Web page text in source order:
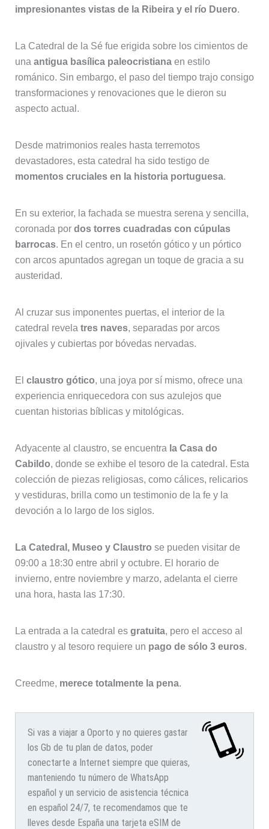
impresionantes vistas de la Ribeira y el río Duero.
La Catedral de la Sé fue erigida sobre los cimientos de
una antigua basílica paleocristianaen estilo
románico. Sin embargo, el paso del tiempo trajo consigo
transformaciones y renovaciones que le dieron su
aspecto actual.
Desde matrimonios reales hasta terremotos
devastadores, esta catedral ha sido testigo de
momentos cruciales en la historia portuguesa.
En su exterior, la fachada se muestra serena y sencilla,
coronada por dos torres cuadradas con cúpulas
barrocas. En el centro, un rosetón gótico y un pórtico
con arcos apuntados agregan un toque de gracia a su
austeridad.
Al cruzar sus imponentes puertas, el interior de la
catedral revela tres naves, separadas por arcos
ojivales y cubiertas por bóvedas nervadas.
El claustro gótico, una joya por sí mismo, ofrece una
experiencia enriquecedora con sus azulejos que
cuentan historias bíblicas y mitológicas.
Adyacente al claustro, se encuentra la Casa do
Cabildo, donde se exhibe el tesoro de la catedral. Esta
colección de piezas religiosas, como cálices, relicarios
y vestiduras, brilla como un testimonio de la fe y la
devoción a lo largo de los siglos.
La Catedral, Museo y Claustro se pueden visitar de
09:00 a 18:30 entre abril y octubre. El horario de
invierno, entre noviembre y marzo, adelanta el cierre
una hora, hasta las 17:30.
La entrada a la catedral es gratuita, pero el acceso al
claustro y al tesoro requiere un pago de sólo 3 euros.
Creedme, merece totalmente la pena.
Si vas a viajar a Oporto y no quieres gastar
los Gb de tu plan de datos, poder
conectarte a Internet siempre que quieras,
manteniendo tu número de WhatsApp
español y un servicio de asistencia técnica
en español 24/7, te recomendamos que te
lleves desde España una tarjeta eSIM de